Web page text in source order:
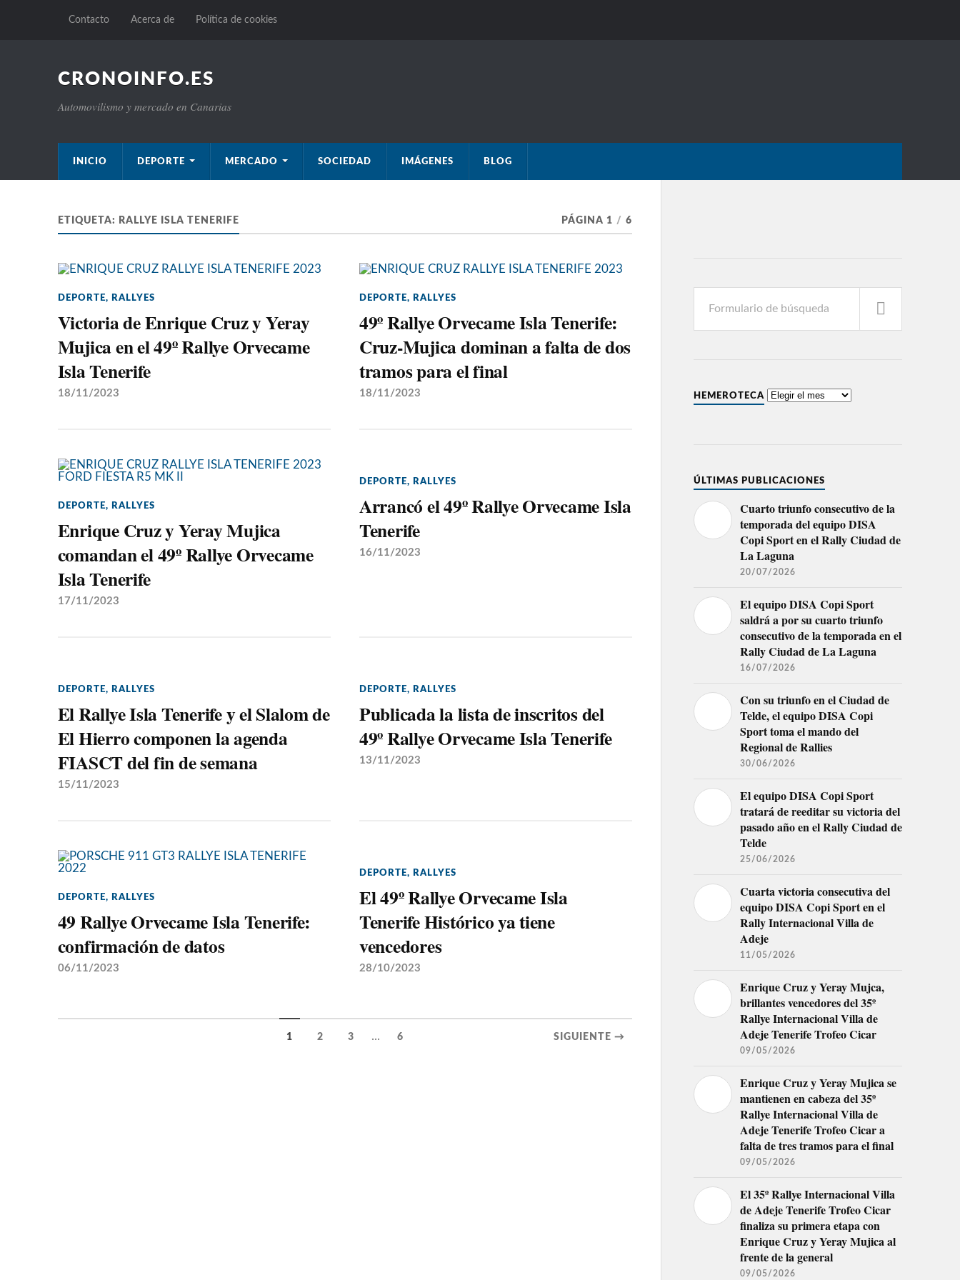
Contacto Acerca de Política de cookies
CRONOINFO.ES
Automovilismo y mercado en Canarias
INICIO DEPORTE MERCADO SOCIEDAD IMÁGENES BLOG
ETIQUETA: RALLYE ISLA TENERIFE PÁGINA 1 / 6
DEPORTE, RALLYES
Victoria de Enrique Cruz y Yeray
Mujica en el 49º Rallye Orvecame
Isla Tenerife
18/11/2023
DEPORTE, RALLYES
49º Rallye Orvecame Isla Tenerife:
Cruz-Mujica dominan a falta de dos
tramos para el final
18/11/2023
DEPORTE, RALLYES
Enrique Cruz y Yeray Mujica
comandan el 49º Rallye Orvecame
Isla Tenerife
17/11/2023
DEPORTE, RALLYES
Arrancó el 49º Rallye Orvecame Isla
Tenerife
16/11/2023
DEPORTE, RALLYES
El Rallye Isla Tenerife y el Slalom de
El Hierro componen la agenda
FIASCT del fin de semana
15/11/2023
DEPORTE, RALLYES
Publicada la lista de inscritos del
49º Rallye Orvecame Isla Tenerife
13/11/2023
DEPORTE, RALLYES
49 Rallye Orvecame Isla Tenerife:
confirmación de datos
06/11/2023
DEPORTE, RALLYES
El 49º Rallye Orvecame Isla
Tenerife Histórico ya tiene
vencedores
28/10/2023
1 2 3 ... 6 SIGUIENTE →
HEMEROTECA
ÚLTIMAS PUBLICACIONES
Cuarto triunfo consecutivo de la
temporada del equipo DISA
Copi Sport en el Rally Ciudad de
La Laguna
20/07/2026
El equipo DISA Copi Sport
saldrá a por su cuarto triunfo
consecutivo de la temporada en el
Rally Ciudad de La Laguna
16/07/2026
Con su triunfo en el Ciudad de
Telde, el equipo DISA Copi
Sport toma el mando del
Regional de Rallies
30/06/2026
El equipo DISA Copi Sport
tratará de reeditar su victoria del
pasado año en el Rally Ciudad de
Telde
25/06/2026
Cuarta victoria consecutiva del
equipo DISA Copi Sport en el
Rally Internacional Villa de
Adeje
11/05/2026
Enrique Cruz y Yeray Mujca,
brillantes vencedores del 35º
Rallye Internacional Villa de
Adeje Tenerife Trofeo Cicar
09/05/2026
Enrique Cruz y Yeray Mujica se
mantienen en cabeza del 35º
Rallye Internacional Villa de
Adeje Tenerife Trofeo Cicar a
falta de tres tramos para el final
09/05/2026
El 35º Rallye Internacional Villa
de Adeje Tenerife Trofeo Cicar
finaliza su primera etapa con
Enrique Cruz y Yeray Mujica al
frente de la general
09/05/2026